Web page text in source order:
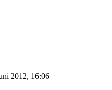
2012, 16:06